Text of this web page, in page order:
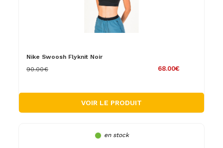
Nike Swoosh Flyknit Noir
68.00€
90.00€
VOIR LE PRODUIT
en stock